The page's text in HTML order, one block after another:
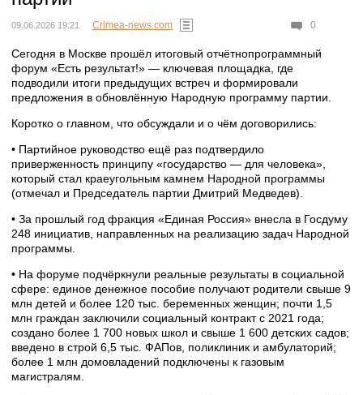
0
09.06.2026 19:21 Crimea-news.com
Сегодня в Москве прошёл итоговый отчётнопрограммный
форум «Есть результат!» — ключевая площадка, где
подводили итоги предыдущих встреч и формировали
предложения в обновлённую Народную программу партии.
Коротко о главном, что обсуждали и о чём договорились:
• Партийное руководство ещё раз подтвердило
приверженность принципу «государство — для человека»,
который стал краеугольным камнем Народной программы
(отмечал и Председатель партии Дмитрий Медведев).
• За прошлый год фракция «Единая Россия» внесла в Госдуму
248 инициатив, направленных на реализацию задач Народной
программы.
• На форуме подчёркнули реальные результаты в социальной
сфере: единое денежное пособие получают родители свыше 9
млн детей и более 120 тыс. беременных женщин; почти 1,5
млн граждан заключили социальный контракт с 2021 года;
создано более 1 700 новых школ и свыше 1 600 детских садов;
введено в строй 6,5 тыс. ФАПов, поликлиник и амбулаторий;
более 1 млн домовладений подключены к газовым
магистралям.